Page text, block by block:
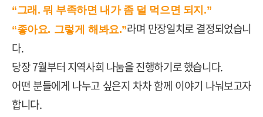
“그래. 뭐 부족하면 내가 좀 덜 먹으면 되지.”
“좋아요. 그렇게 해봐요.”라며 만장일치로 결정되었습니
다.
당장7월부터 지역사회 나눔을 진행하기로 했습니다.
어떤 분들에게 나누고 싶은지 차차 함께 이야기 나눠보고자
합니다.